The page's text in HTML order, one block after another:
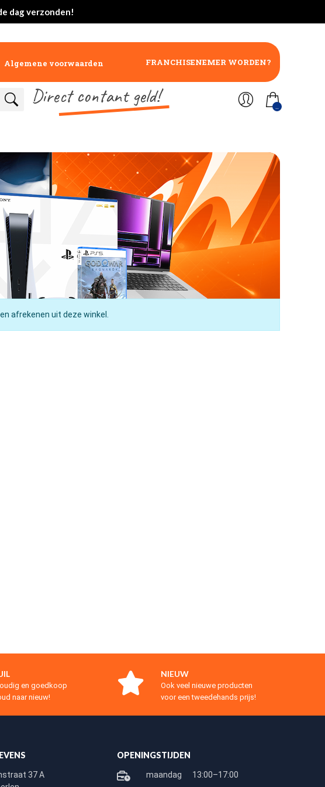
dag verzonden!
Algemene voorwaarden FRANCHISENEMER WORDEN?
Direct contant geld! ..
afrekenen uit deze winkel.
en goedkoop
naar nieuw!
NIEUW
Ook veel nieuwe producten
voor een tweedehands prijs!
37 A
OPENINGSTIJDEN
maandag 13:00–17:00